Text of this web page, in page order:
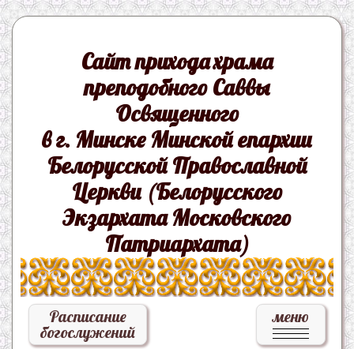
Сайт прихода храма
преподобного Саввы
Освященного
в г. Минске Минской епархии
Белорусской Православной
Церкви (Белорусского
Экзархата Московского
Патриархата)
Расписание
богослужений
меню